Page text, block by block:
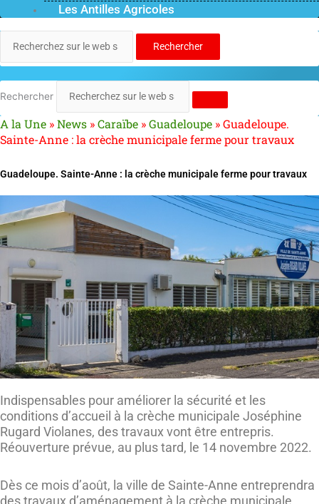
Les Antilles Agricoles
Rechercher
Rechercher
A la Une »News »Caraïbe »Guadeloupe »Guadeloupe.
Sainte-Anne : la crèche municipale ferme pour travaux
Guadeloupe. Sainte-Anne : la crèche municipale ferme pour travaux
Indispensables pour améliorer la sécurité et les
conditions d’accueil à la crèche municipale Joséphine
Rugard Violanes, des travaux vont être entrepris.
Réouverture prévue, au plus tard, le 14 novembre 2022.
Dès ce mois d’août, la ville de Sainte-Anne entreprendra